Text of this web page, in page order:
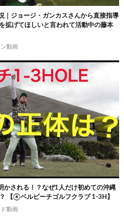
｜ジョージ・ガンカスさんから直接指導
拡げてほしいと言われて活動中の藤本
動画
かされる！？なぜ1人だけ初めての沖縄
【④ベルビーチゴルフクラブ 1-3H】
動画